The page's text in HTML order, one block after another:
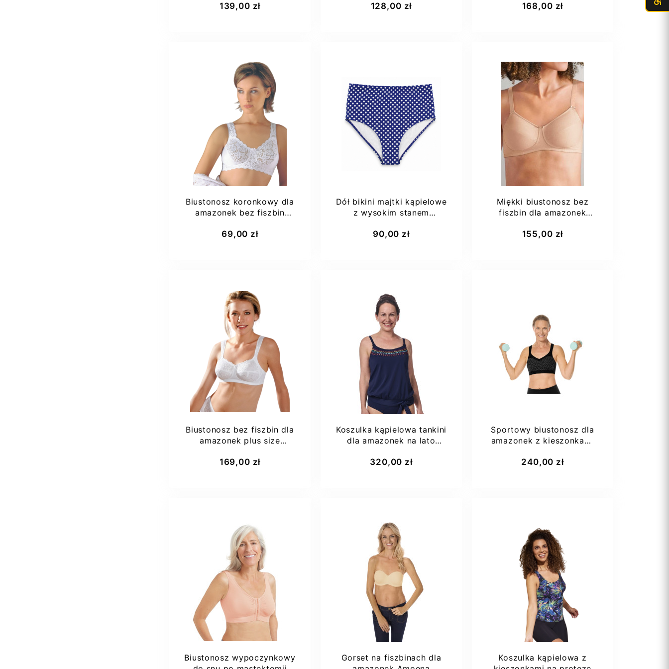
139,00 zł
80D
128,00 zł
90A
Lewa
168,00 zł
Prawa
Biustonosz koronkowy dla
amazonek bez fiszbin
69,00 zł
75B 80AA
prawa
Dół bikini majtki kąpielowe
z wysokim stanem
90,00 zł
42
Miękki biustonosz bez
fiszbin dla amazonek
155,00 zł
75AA
Biustonosz bez fiszbin dla
amazonek plus size
169,00 zł
100C
Koszulka kąpielowa tankini
dla amazonek na lato
320,00 zł
50D
Sportowy biustonosz dla
amazonek z kieszonkami
240,00 zł
75E 90E
Biustonosz wypoczynkowy
Gorset na fiszbinach dla
Koszulka kąpielowa z